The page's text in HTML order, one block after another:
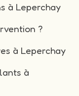
à Leperchay
?
à Leperchay
à